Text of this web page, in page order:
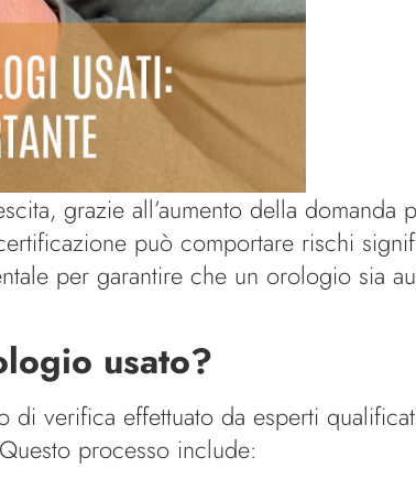
grazie all’aumento della domanda
può comportare rischi
per garantire che un orologio sia
usato?
verifica effettuato da esperti
processo include: